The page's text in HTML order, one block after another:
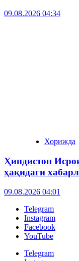
09.08.2026 04:34
Хорижда
Ҳиндистон
ҳақидаги
09.08.2026 04:01
Telegram
Instagram
Facebook
YouTube
Telegram